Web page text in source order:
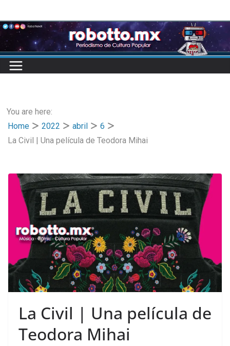
to
content
You are here:
Home
2022 abril
6
La Civil | Una película de Teodora Mihai
La Civil | Una película de
Teodora Mihai